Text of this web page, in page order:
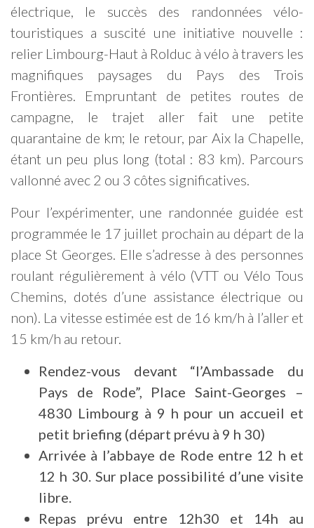
électrique, le succès des randonnées vélo-
touristiques a suscité une initiative nouvelle :
relier Limbourg-Haut à Rolduc à vélo à travers les
magnifiques paysages du Pays des Trois
Frontières. Empruntant de petites routes de
campagne, le trajet aller fait une petite
quarantaine de km; le retour, par Aix la Chapelle,
étant un peu plus long (total : 83 km). Parcours
vallonné avec 2 ou 3 côtes significatives.
Pour l’expérimenter, une randonnée guidée est
programmée le 17 juillet prochain au départ de la
place St Georges. Elle s’adresse à des personnes
roulant régulièrement à vélo (VTT ou Vélo Tous
Chemins, dotés d’une assistance électrique ou
non). La vitesse estimée est de 16 km/h à l’aller et
15 km/h au retour.
Rendez-vous devant “l’Ambassade du
Pays de Rode”, Place Saint-Georges –
4830 Limbourg à 9 h pour un accueil et
petit briefing (départ prévu à 9 h 30)
Arrivée à l’abbaye de Rode entre 12 h et
12 h 30. Sur place possibilité d’une visite
libre.
Repas prévu entre 12h30 et 14h au